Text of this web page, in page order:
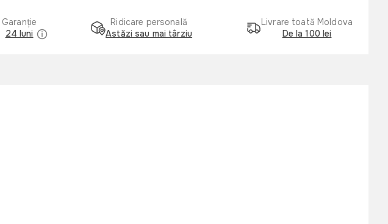
Garanție
24 luni
Ridicare personală
Astăzi sau mai târziu
Livrare toată Moldova
De la 100 lei